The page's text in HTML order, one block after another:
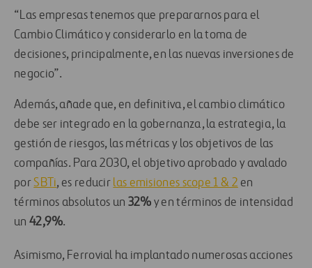
“Las empresas tenemos que prepararnos para el
Cambio Climático y considerarlo en la toma de
decisiones, principalmente, en las nuevas inversiones de
negocio”.
Además, añade que, en definitiva, el cambio climático
debe ser integrado en la gobernanza, la estrategia, la
gestión de riesgos, las métricas y los objetivos de las
compañías. Para 2030, el objetivo aprobado y avalado
por SBTi, es reducir las emisiones scope 1 & 2 en
términos absolutos un 32% y en términos de intensidad
un 42,9%.
Asimismo, Ferrovial ha implantado numerosas acciones